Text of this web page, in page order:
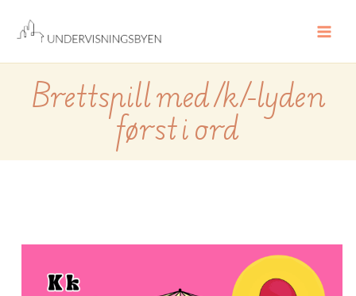
innholdet
Brettspill med /k/-lyden
først i ord